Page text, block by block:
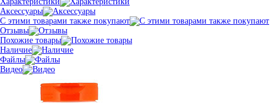
Аксессуары
С этими товарами также покупают
Отзывы
Похожие товары
Наличие
Файлы
Видео